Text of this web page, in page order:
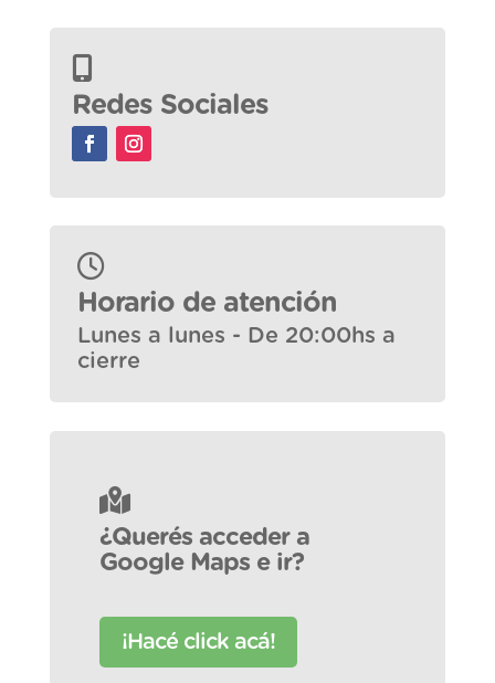
Redes Sociales
Horario de atención
Lunes a lunes - De 20:00hs a
cierre
¿Querés acceder a
Google Maps e ir?
¡Hacé click acá!